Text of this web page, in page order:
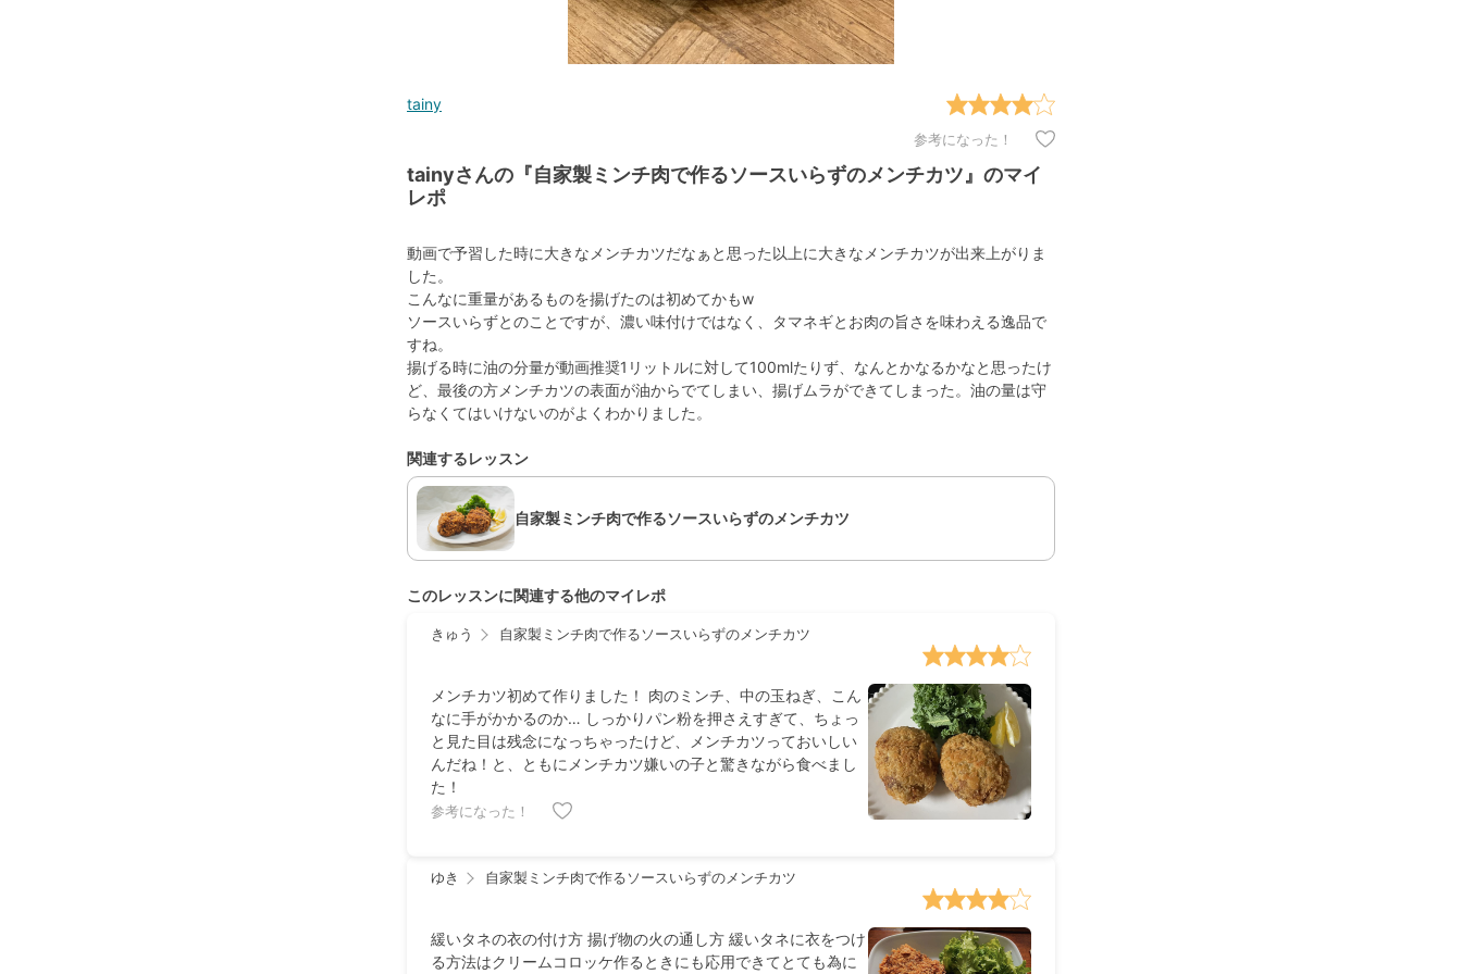
tainy
参考になった！
tainyさんの『自家製ミンチ肉で作るソースいらずのメンチカツ』のマイ
レポ
動画で予習した時に大きなメンチカツだなぁと思った以上に大きなメンチカツが出来上がりま
した。
こんなに重量があるものを揚げたのは初めてかもw
ソースいらずとのことですが、濃い味付けではなく、タマネギとお肉の旨さを味わえる逸品で
すね。
揚げる時に油の分量が動画推奨1リットルに対して100mlたりず、なんとかなるかなと思ったけ
ど、最後の方メンチカツの表面が油からでてしまい、揚げムラができてしまった。油の量は守
らなくてはいけないのがよくわかりました。
関連するレッスン
自家製ミンチ肉で作るソースいらずのメンチカツ
このレッスンに関連する他のマイレポ
きゅう 自家製ミンチ肉で作るソースいらずのメンチカツ
メンチカツ初めて作りました！ 肉のミンチ、中の玉ねぎ、こん
なに手がかかるのか… しっかりパン粉を押さえすぎて、ちょっ
と見た目は残念になっちゃったけど、メンチカツっておいしい
んだね！と、ともにメンチカツ嫌いの子と驚きながら食べまし
た！
参考になった！
ゆき 自家製ミンチ肉で作るソースいらずのメンチカツ
緩いタネの衣の付け方 揚げ物の火の通し方 緩いタネに衣をつけ
る方法はクリームコロッケ作るときにも応用できてとても為に